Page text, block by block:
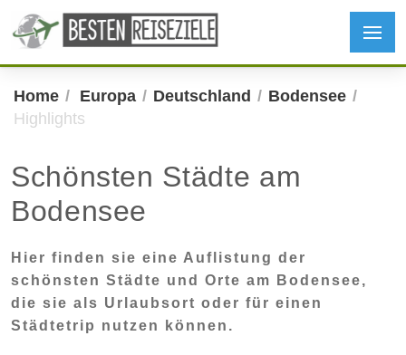
Home Europa Deutschland
Bodensee
Highlights
Schönsten Städte am
Bodensee
Hier finden sie eine Auflistung der
schönsten Städte und Orte am Bodensee,
die sie als Urlaubsort oder für einen
Städtetrip nutzen können.